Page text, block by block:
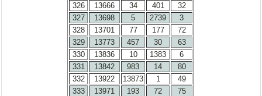
326
13666 34 401
32
327
13698 5 2739
3
328
13701 77 177
72
329
13773 457 30
63
330
13836 10 1383
6
331
13842 983 14
80
332
13922 13873 1
49
333
13971 193 72
75